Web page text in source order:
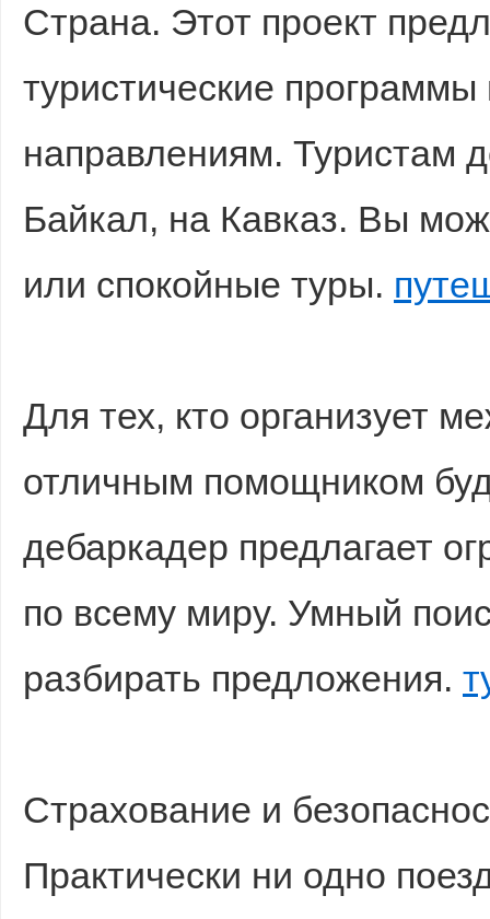
Страна. Этот проект
туристические
направлениям. Туристам
Байкал, на Кавказ. Вы
или спокойные туры.
Для тех, кто организует
отличным помощником
дебаркадер предлагает
по всему миру. Умный
разбирать предложения.
Страхование и
Практически ни одно